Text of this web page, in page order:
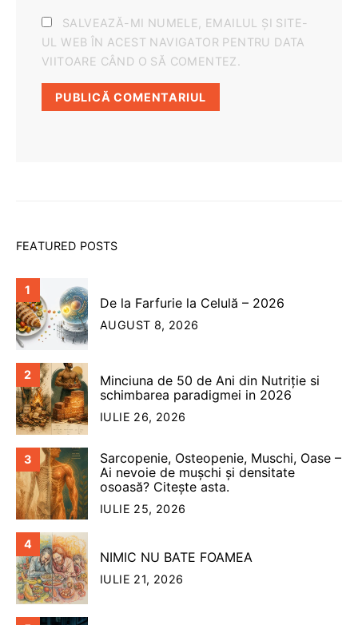
SALVEAZĂ-MI NUMELE, EMAILUL ȘI SITE-
UL WEB ÎN ACEST NAVIGATOR PENTRU DATA
VIITOARE CÂND O SĂ COMENTEZ.
FEATURED POSTS
1
De la Farfurie la Celulă – 2026
AUGUST 8, 2026
2
Minciuna de 50 de Ani din Nutriție si
schimbarea paradigmei in 2026
IULIE 26, 2026
3
Sarcopenie, Osteopenie, Muschi, Oase –
Ai nevoie de mușchi și densitate
osoasă? Citește asta.
IULIE 25, 2026
4
NIMIC NU BATE FOAMEA
IULIE 21, 2026